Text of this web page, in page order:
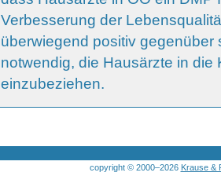
Verbesserung der
überwiegend positiv
notwendig, die Hausärzte in
einzubeziehen.
copyright © 2000–2026 Krause &